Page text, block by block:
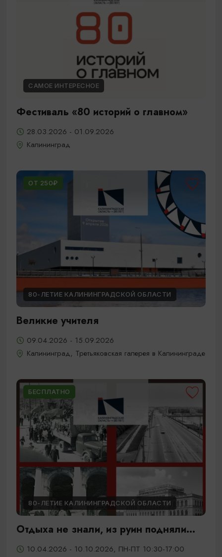
САМОЕ ИНТЕРЕСНОЕ
Фестиваль «80 историй о главном»
28.03.2026 - 01.09.2026
Калининград
ОТ 250₽
80-ЛЕТИЕ КАЛИНИНГРАДСКОЙ ОБЛАСТИ
Великие учителя
09.04.2026 - 15.09.2026
Калининград, Третьяковская галерея в Калининграде
БЕСПЛАТНО
80-ЛЕТИЕ КАЛИНИНГРАДСКОЙ ОБЛАСТИ
Отдыха не знали, из руин подняли...
10.04.2026 - 10.10.2026, ПН-ПТ 10:30-17:00